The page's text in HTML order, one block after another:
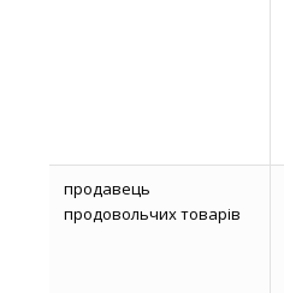
продавець
продовольчих товарів